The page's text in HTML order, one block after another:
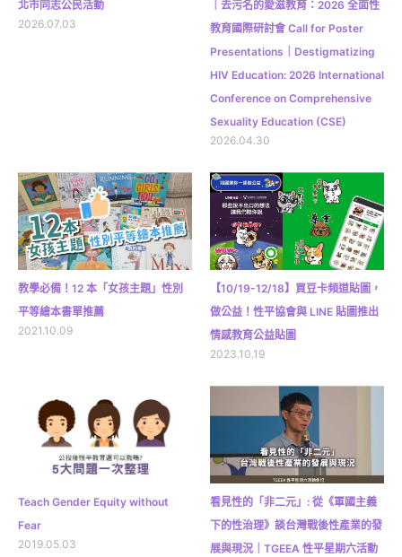
北市同志公民活動
2026.07.03
｜去污名的愛滋教育：2026 全面性
教育國際研討會 Call for Poster
Presentations｜Destigmatizing
HIV Education: 2026 International
Conference on Comprehensive
Sexuality Education (CSE)
2026.04.30
教學必備！12 本「女孩主題」性別
平等繪本書單推薦
2021.10.09
【10/19-12/18】買豆卡頻道貼圖，
做公益！性平協會與 LINE 貼圖推出
情感教育公益貼圖
2023.10.19
Teach Gender Equity without
Fear
2019.05.03
看見性的「非二元」: 從《軍國主義
下的性治理》談台灣戰後性產業的發
展與現況｜TGEEA 性平星期六活動